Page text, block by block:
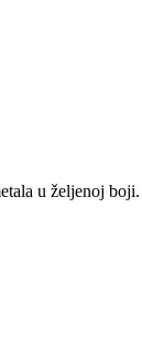
u željenoj boji.